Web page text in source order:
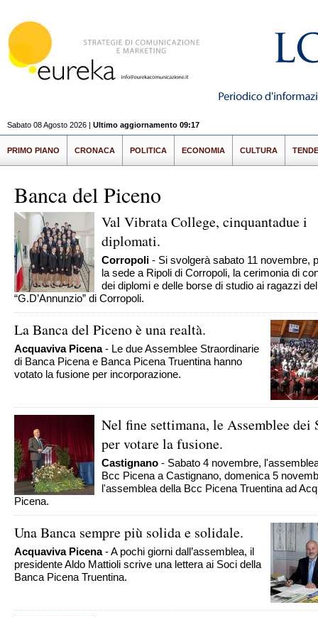
Sabato 08 Agosto 2026 | Ultimo aggiornamento 09:17
PRIMO PIANO CRONACA POLITICA ECONOMIA CULTURA
Banca del Piceno
Val Vibrata College, cinquantadue i
diplomati.
Corropoli - Si svolgerà sabato 11 novembre,
la sede a Ripoli di Corropoli, la cerimonia di
dei diplomi e delle borse di studio ai ragazzi
“G.D’Annunzio” di Corropoli.
La Banca del Piceno è una realtà.
Acquaviva Picena- Le due Assemblee Straordinarie
di Banca Picena e Banca Picena Truentina hanno
votato la fusione per incorporazione.
Nel fine settimana, le Assemblee dei
per votare la fusione.
Castignano - Sabato 4 novembre,
Bcc Picena a Castignano, domenica 5
l'assemblea della Bcc Picena Truentina ad
Picena.
Una Banca sempre più solida e solidale.
Acquaviva Picena- A pochi giorni dall’assemblea, il
presidente Aldo Mattioli scrive una lettera ai Soci della
Banca Picena Truentina.